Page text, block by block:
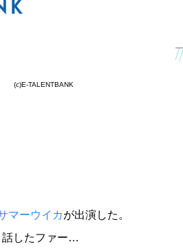
(c)E-TALENTBANK
マーウイカが出演した。
話したファー…